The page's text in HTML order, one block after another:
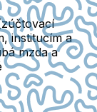
institucím a
mzda a